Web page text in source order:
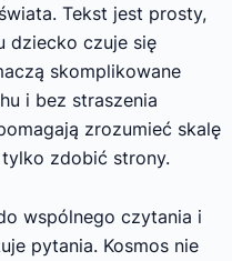
Tekst jest prosty,
dziecko czuje się
skomplikowane
i bez straszenia
zrozumieć skalę
zdobić strony.
wspólnego czytania i
pytania. Kosmos nie